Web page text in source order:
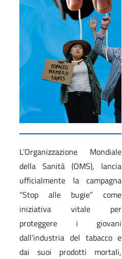
L’Organizzazione Mondiale
della Sanità (OMS), lancia
ufficialmente la campagna
“Stop alle bugie” come
iniziativa vitale per
proteggere i giovani
dall’industria del tabacco e
dai suoi prodotti mortali,